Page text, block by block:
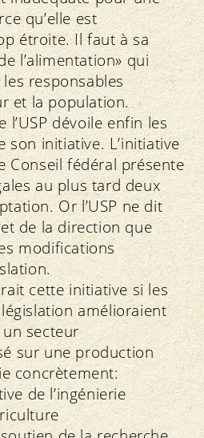
qu’elle est
étroite. Il faut à sa
l’alimentation» qui
responsables
et la population.
l’USP dévoile enfin les
son initiative. L’initiative
Conseil fédéral présente
au plus tard deux
Or l’USP ne dit
de la direction que
modifications
cette initiative si les
amélioraient
secteur
sur une production
concrètement:
de l’ingénierie